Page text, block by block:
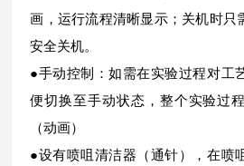
画，运行流程清晰显示；关机时只
安全关机。
●手动控制：如需在实验过程对工
便切换至手动状态，整个实验过
（动画）
●设有喷咀清洁器（通针），在喷